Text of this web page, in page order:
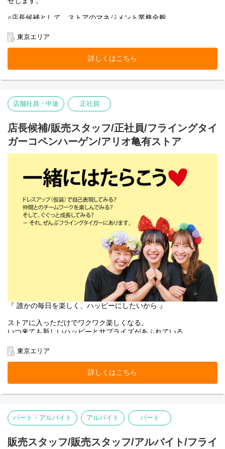
○店長候補として、ストアのマネジメント業務全般
○採用/教育全般
○ストア業務管理
-品出し
-ディスプレイ
-在庫管理・発注・検品
フライング タイガー コペンハーゲンの店内は、カテゴリー別にい
くつかのエリアに分かれています。
各エリアの責任者がカテゴリーマネージャーと呼ばれる社員で
す。
本店所在地及び本社・営業本部：
Zebra Japan株式会社（東京都渋谷区神宮前2-22-16）
東京エリア
詳しくはこちら
店舗社員・中途 正社員
店長候補/販売スタッフ/正社員/フライングタイ
ガーコペンハーゲン/アリオ亀有ストア
『 誰かの毎日を楽しく、ハッピーにしたいから 』
ストアに入っただけでワクワク楽しくなる。
いつ来ても新しいハッピーとサプライズがあふれている。
働くスタッフ自身がブランドのファンで、商品を愛しているか
ら。
そして売り場づくりを伸び伸び楽しめるカルチャーがあるから。
お客様だけでなく、スタッフも自然に笑顔になれるのが
Flying Tiger Copenhagenという場所です。
アリオ亀有ストアで、私たちのチームの一員になりませんか。
■お店の雰囲気はブログでご覧いただけます！
https://blog.jp.flyingtiger.com/brand/flying-tiger-copenhagen
東京エリア
詳しくはこちら
パート・アルバイト アルバイト パート
販売スタッフ/販売スタッフ/アルバイト/フライ